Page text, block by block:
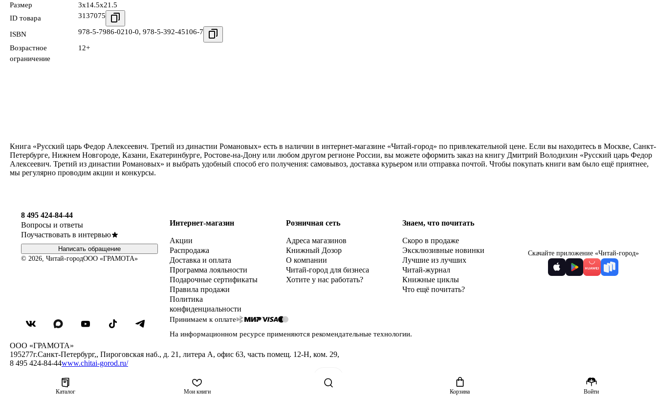
Каталог Мои книги Корзина Войти
Размер
3x14.5x21.5
ID товара
3137075
ISBN 978-5-7986-0210-0, 978-5-392-45106-7
Возрастное
ограничение
12+
Книга «Русский царь Федор Алексеевич. Третий из династии Романовых» есть в наличии в интернет-магазине «Читай-город» по привлекательной цене. Если вы находитесь в Москве, Санкт-
Петербурге, Нижнем Новгороде, Казани, Екатеринбурге, Ростове-на-Дону или любом другом регионе России, вы можете оформить заказ на книгу Дмитрий Володихин «Русский царь Федор
Алексеевич. Третий из династии Романовых» и выбрать удобный способ его получения: самовывоз, доставка курьером или отправка почтой. Чтобы покупать книги вам было ещё приятнее,
мы регулярно проводим акции и конкурсы.
8 495 424-84-44
Вопросы и ответы
Поучаствовать в интервью
Написать обращение
© 2026, Читай-городООО «ГРАМОТА»
Интернет-магазин
Акции
Распродажа
Доставка и оплата
Программа лояльности
Подарочные сертификаты
Правила продажи
Политика
конфиденциальности
Розничная сеть
Адреса магазинов
Книжный Дозор
О компании
Читай-город для бизнеса
Хотите у нас работать?
Знаем, что почитать
Скоро в продаже
Эксклюзивные новинки
Лучшие из лучших
Читай-журнал
Книжные циклы
Что ещё почитать?
Принимаем к оплате
На информационном ресурсе применяются рекомендательные технологии.
Скачайте приложение «Читай-город»
ООО «ГРАМОТА»
195277г.Санкт-Петербург,, Пироговская наб., д. 21, литера А, офис 63, часть помещ. 12-Н, ком. 29,
8 495 424-84-44www.chitai-gorod.ru/